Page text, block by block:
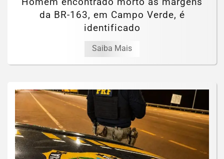
da BR-163, em Campo Verde, é
identificado
Saiba Mais